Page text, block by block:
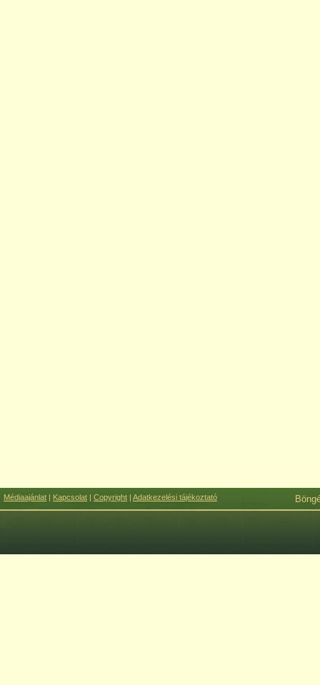
Médiaajánlat | Kapcsolat | Copyright | Adatkezelési tájékoztató